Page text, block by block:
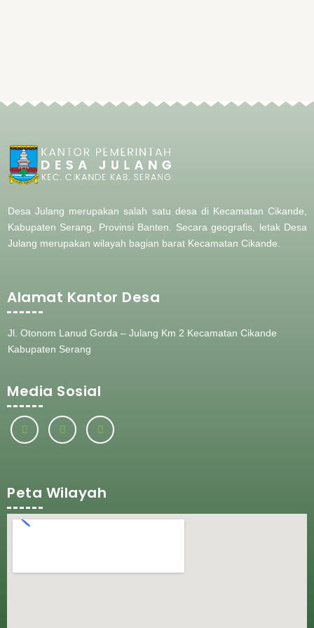
Desa Julang merupakan salah satu desa di Kecamatan Cikande,
Kabupaten Serang, Provinsi Banten. Secara geografis, letak Desa
Julang merupakan wilayah bagian barat Kecamatan Cikande.
Alamat Kantor Desa
Jl. Otonom Lanud Gorda – Julang Km 2 Kecamatan Cikande
Kabupaten Serang
Media Sosial
Peta Wilayah